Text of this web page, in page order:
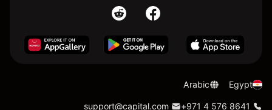
Egypt
Arabic
+971 4 576 8641
support@capital.com